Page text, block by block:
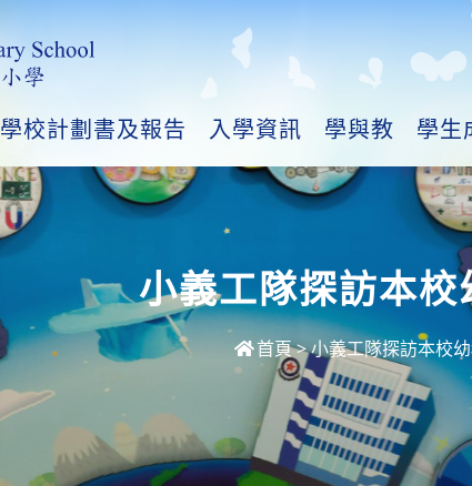
學校計劃書及報告 入學資訊 學與教 學生
小義工隊探訪本校
首頁>小義工隊探訪本校